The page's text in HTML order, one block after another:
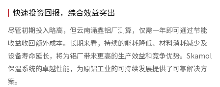
快速投资回报，综合效益突出
尽管初期投入略高，但云南涌鑫铝厂测算，仅需一年即可通过节能
收益收回额外成本。长期来看，持续的能耗降低、材料消耗减少及
设备寿命延长，将为铝厂带来更高的生产效益和竞争优势。Skamol
保温系统的卓越性能，为原铝工业的可持续发展提供了可靠解决方
案。